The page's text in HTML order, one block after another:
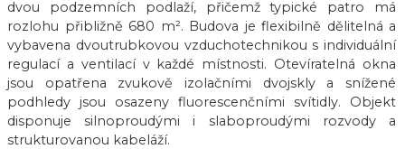
dvou podzemních podlaží, přičemž typické patro má
rozlohu přibližně 680 m². Budova je flexibilně dělitelná a
vybavena dvoutrubkovou vzduchotechnikou s individuální
regulací a ventilací v každé místnosti. Otevíratelná okna
jsou opatřena zvukově izolačními dvojskly a snížené
podhledy jsou osazeny fluorescenčními svítidly. Objekt
disponuje silnoproudými i slaboproudými rozvody a
strukturovanou kabeláží.